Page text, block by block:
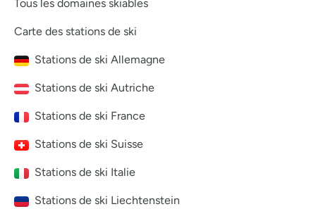
Tous les domaines skiables
Carte des stations de ski
Stations de ski Allemagne
Stations de ski Autriche
Stations de ski France
Stations de ski Suisse
Stations de ski Italie
Stations de ski Liechtenstein